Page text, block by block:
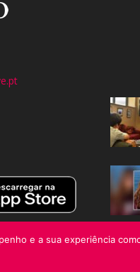
e a sua experiência